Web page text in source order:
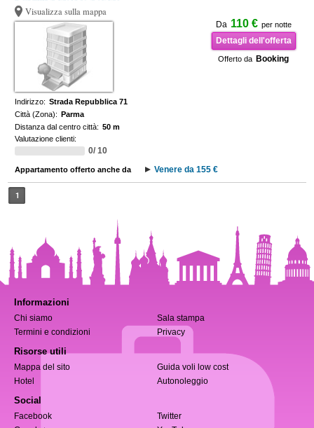
Visualizza sulla mappa
Da 110 € per notte
Dettagli dell'offerta
Offerto da Booking
Indirizzo: Strada Repubblica 71
Città (Zona): Parma
Distanza dal centro città: 50 m
Valutazione clienti:
0/ 10
Appartamento offerto anche da Venere da 155 €
1
Informazioni
Chi siamo
Sala stampa
Termini e condizioni
Privacy
Risorse utili
Mappa del sito
Guida voli low cost
Hotel
Autonoleggio
Social
Facebook
Twitter